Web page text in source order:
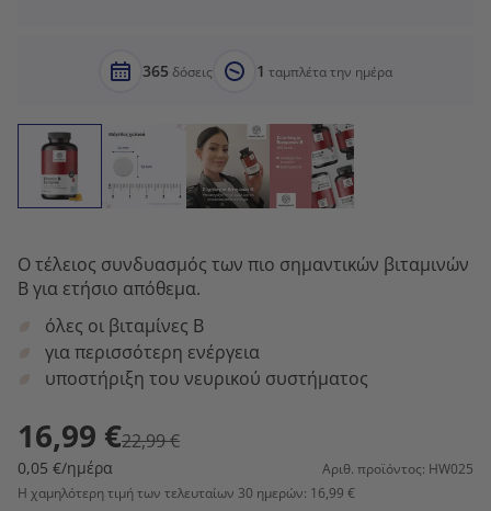
365 δόσεις 1 ταμπλέτα την ημέρα
Ο τέλειος συνδυασμός των πιο σημαντικών βιταμινών
Β για ετήσιο απόθεμα.
όλες οι βιταμίνες Β
για περισσότερη ενέργεια
υποστήριξη του νευρικού συστήματος
16,99 €22,99 €
0,05 €/ημέρα
Αριθ. προϊόντος: HW025
Η χαμηλότερη τιμή των τελευταίων 30 ημερών: 16,99 €